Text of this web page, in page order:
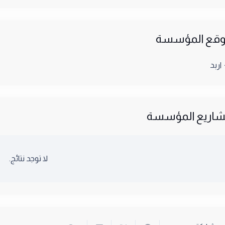
المؤسسة
اربد
المؤسسة
لا توجد نتائج.